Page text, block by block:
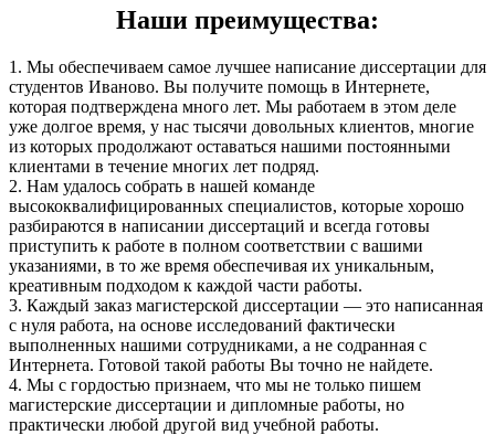
Наши преимущества:
1. Мы обеспечиваем самое лучшее написание диссертации для
студентов Иваново. Вы получите помощь в Интернете,
которая подтверждена много лет. Мы работаем в этом деле
уже долгое время, у нас тысячи довольных клиентов, многие
из которых продолжают оставаться нашими постоянными
клиентами в течение многих лет подряд.
2. Нам удалось собрать в нашей команде
высококвалифицированных специалистов, которые хорошо
разбираются в написании диссертаций и всегда готовы
приступить к работе в полном соответствии с вашими
указаниями, в то же время обеспечивая их уникальным,
креативным подходом к каждой части работы.
3. Каждый заказ магистерской диссертации — это написанная
с нуля работа, на основе исследований фактически
выполненных нашими сотрудниками, а не содранная с
Интернета. Готовой такой работы Вы точно не найдете.
4. Мы с гордостью признаем, что мы не только пишем
магистерские диссертации и дипломные работы, но
практически любой другой вид учебной работы.